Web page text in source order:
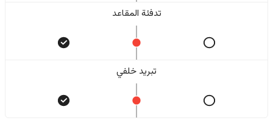
تدفئة المقاعد
تبريد خلفي